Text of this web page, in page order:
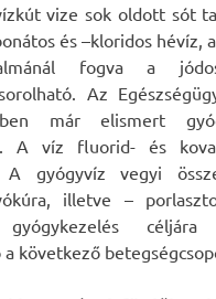
vize sok oldott sót
és –kloridos hévíz,
fogva a
Az
már elismert
A víz fluorid- és
A gyógyvíz vegyi
illetve –
gyógykezelés
a következő